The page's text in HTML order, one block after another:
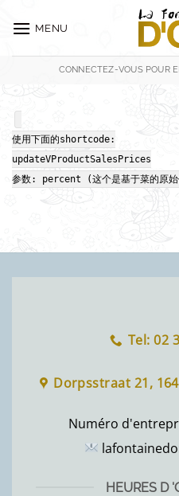
au
MENU
CONNECTEZ-VOUS POUR
使用下面的shortcode:
updateVProductSalesPrices
参数: percent (这个是基于菜的原始
Tel: 02
Dorpsstraat 21,
Numéro
HEURES D